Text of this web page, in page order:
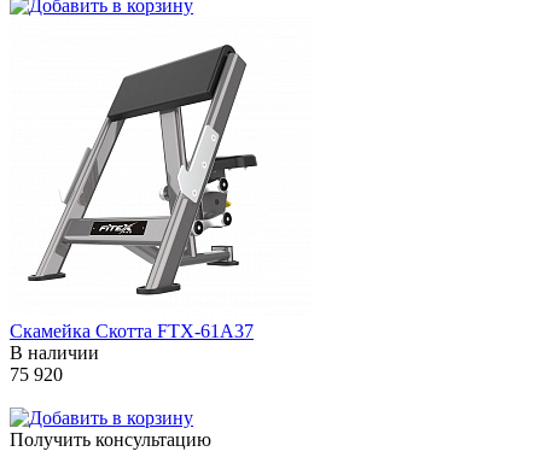
Скамейка Скотта FTX-61A37
В наличии
75 920
Получить консультацию